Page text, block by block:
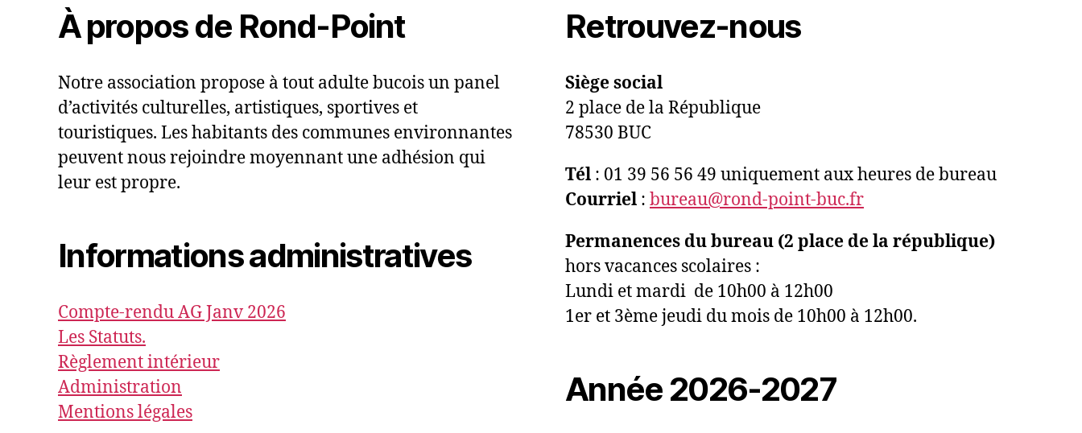
À propos de Rond-Point
Notre association propose à tout adulte bucois un panel
d’activités culturelles, artistiques, sportives et
touristiques. Les habitants des communes environnantes
peuvent nous rejoindre moyennant une adhésion qui
leur est propre.
Informations administratives
Compte-rendu AG Janv 2026
Les Statuts.
Règlement intérieur
Administration
Mentions légales
Retrouvez-nous
Siège social
2 place de la République
78530 BUC
Tél : 01 39 56 56 49 uniquement aux heures de bureau
Courriel : bureau@rond-point-buc.fr
Permanences du bureau (2 place de la république)
hors vacances scolaires :
Lundi et mardi de 10h00 à 12h00
1er et 3ème jeudi du mois de 10h00 à 12h00.
Année 2026-2027